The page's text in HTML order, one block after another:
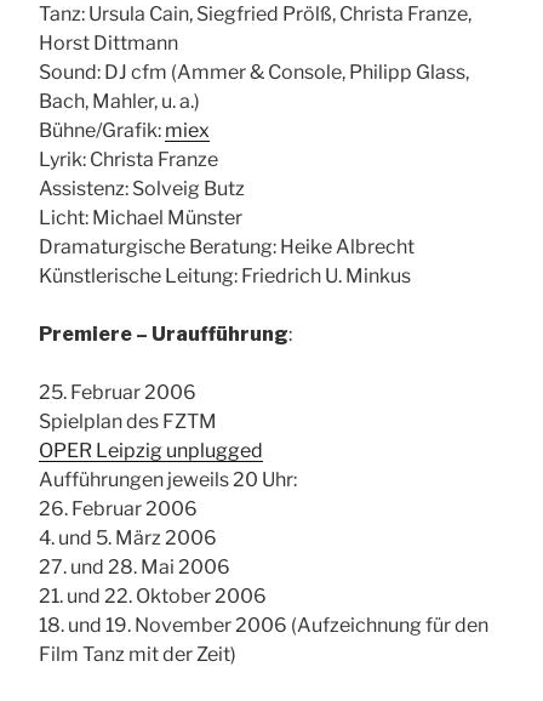
Tanz: Ursula Cain, Siegfried Prölß, Christa Franze,
Horst Dittmann
Sound: DJ cfm (Ammer & Console, Philipp Glass,
Bach, Mahler, u. a.)
Bühne/Grafik: miex
Lyrik: Christa Franze
Assistenz: Solveig Butz
Licht: Michael Münster
Dramaturgische Beratung: Heike Albrecht
Künstlerische Leitung: Friedrich U. Minkus
Premiere – Uraufführung:
25. Februar 2006
Spielplan des FZTM
OPER Leipzig unplugged
Aufführungen jeweils 20 Uhr:
26. Februar 2006
4. und 5. März 2006
27. und 28. Mai 2006
21. und 22. Oktober 2006
18. und 19. November 2006 (Aufzeichnung für den
Film Tanz mit der Zeit)